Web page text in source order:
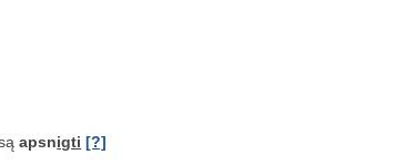
apsnigti [?]